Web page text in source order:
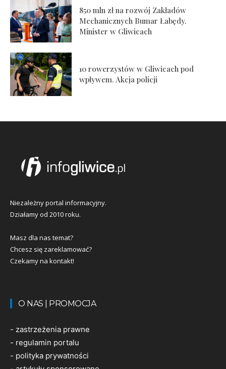
850 mln zł na rozwój Zakładów
Mechanicznych Bumar Łabędy.
Minister w Gliwicach
10 rowerzystów w Gliwicach pod
wpływem. Akcja policji
Niezależny portal informacyjny.
Działamy od 2010 roku.
Masz dla nas temat?
Chcesz się zareklamować?
Czekamy na kontakt!
O NAS | PROMOCJA
- zastrzeżenia prawne
- regulamin portalu
- polityka prywatności